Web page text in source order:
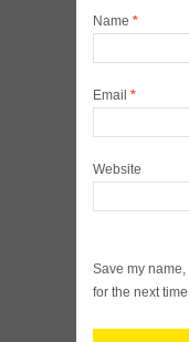
Name *
Email *
Website
Save my
for the next